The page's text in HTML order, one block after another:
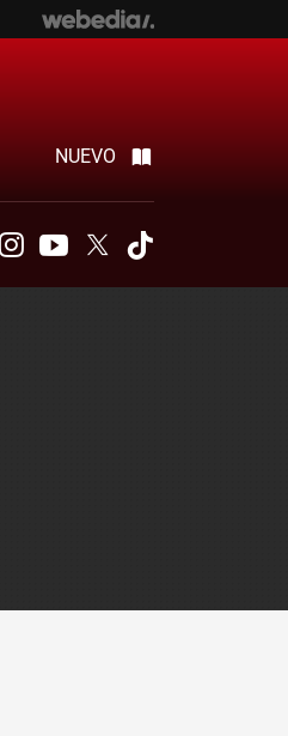
NUEVO
InstagramYoutubeTwitter